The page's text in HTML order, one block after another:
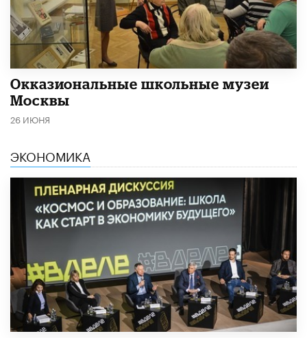
​Окказиональные школьные музеи
Москвы
26 ИЮНЯ
ЭКОНОМИКА